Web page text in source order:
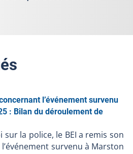
l’événement survenu
: Bilan du déroulement de
la police, le BEI a remis son
survenu à Marston